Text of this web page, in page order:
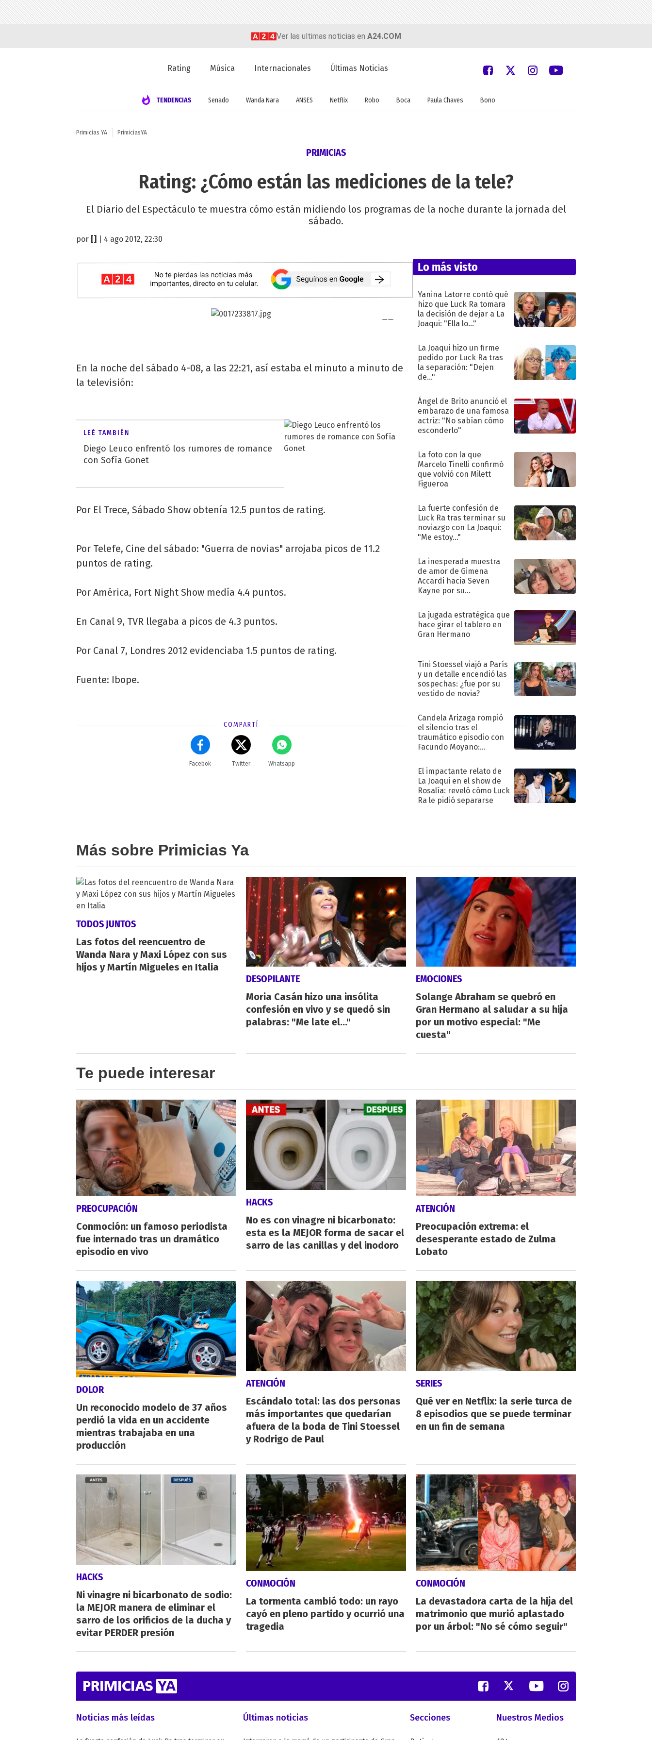
Ver las ultimas noticias en A24.COM
Rating Música Internacionales Últimas Noticias
TENDENCIAS Senado Wanda Nara ANSES Netflix Robo Boca Paula Chaves Bono
Primicias YA PrimiciasYA
PRIMICIAS
Rating: ¿Cómo están las mediciones de la tele?
El Diario del Espectáculo te muestra cómo están midiendo los programas de la noche durante la jornada del
sábado.
por | 4 ago 2012, 22:30
En la noche del sábado 4-08, a las 22:21, así estaba el minuto a minuto de
la televisión:
LEÉ TAMBIÉN
Diego Leuco enfrentó los rumores de romance
con Sofía Gonet
Por El Trece, Sábado Show obtenía 12.5 puntos de rating.
Por Telefe, Cine del sábado: "Guerra de novias" arrojaba picos de 11.2
puntos de rating.
Por América, Fort Night Show medía 4.4 puntos.
En Canal 9, TVR llegaba a picos de 4.3 puntos.
Por Canal 7, Londres 2012 evidenciaba 1.5 puntos de rating.
Fuente: Ibope.
COMPARTÍ
Facebok Twitter Whatsapp
Lo más visto
Yanina Latorre contó qué
hizo que Luck Ra tomara
la decisión de dejar a La
Joaqui: "Ella lo..."
La Joaqui hizo un firme
pedido por Luck Ra tras
la separación: "Dejen
de..."
Ángel de Brito anunció el
embarazo de una famosa
actriz: "No sabían cómo
esconderlo"
La foto con la que
Marcelo Tinelli confirmó
que volvió con Milett
Figueroa
La fuerte confesión de
Luck Ra tras terminar su
noviazgo con La Joaqui:
"Me estoy..."
La inesperada muestra
de amor de Gimena
Accardi hacia Seven
Kayne por su
La jugada estratégica que
hace girar el tablero en
Gran Hermano
Tini Stoessel viajó a París
y un detalle encendió las
sospechas: ¿fue por su
vestido de novia?
Candela Arizaga rompió
el silencio tras el
traumático episodio con
Facundo Moyano:
El impactante relato de
La Joaqui en el show de
Rosalía: reveló cómo Luck
Ra le pidió separarse
Más sobre Primicias Ya
TODOS JUNTOS
Las fotos del reencuentro de
Wanda Nara y Maxi López con sus
hijos y Martín Migueles en Italia
DESOPILANTE
Moria Casán hizo una insólita
confesión en vivo y se quedó sin
palabras: "Me late el..."
EMOCIONES
Solange Abraham se quebró en
Gran Hermano al saludar a su hija
por un motivo especial: "Me
cuesta"
Te puede interesar
PREOCUPACIÓN
Conmoción: un famoso periodista
fue internado tras un dramático
episodio en vivo
HACKS
No es con vinagre ni bicarbonato:
esta es la MEJOR forma de sacar el
sarro de las canillas y del inodoro
ATENCIÓN
Preocupación extrema: el
desesperante estado de Zulma
Lobato
DOLOR
Un reconocido modelo de 37 años
perdió la vida en un accidente
mientras trabajaba en una
producción
ATENCIÓN
Escándalo total: las dos personas
más importantes que quedarían
afuera de la boda de Tini Stoessel
y Rodrigo de Paul
SERIES
Qué ver en Netflix: la serie turca de
8 episodios que se puede terminar
en un fin de semana
HACKS
Ni vinagre ni bicarbonato de sodio:
la MEJOR manera de eliminar el
sarro de los orificios de la ducha y
evitar PERDER presión
CONMOCIÓN
La tormenta cambió todo: un rayo
cayó en pleno partido y ocurrió una
tragedia
CONMOCIÓN
La devastadora carta de la hija del
matrimonio que murió aplastado
por un árbol: "No sé cómo seguir"
Noticias más leídas Últimas noticias Secciones Nuestros Medios